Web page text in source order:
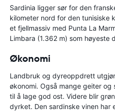
Sardinia ligger sør for den
kilometer nord for den tunisiske
et fjellmassiv med Punta La
Limbara (1.362 m) som høyeste
Økonomi
Landbruk og dyreoppdrett
økonomi. Også mange geiter og
til å lage god ost. Videre blir
dyrket. Den sardinske vinen har